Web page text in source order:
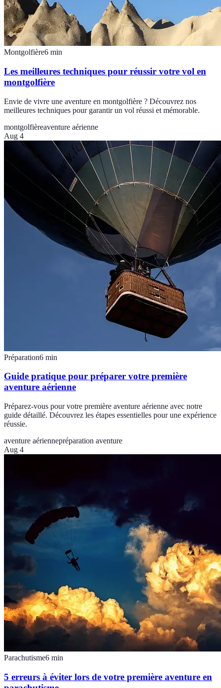
Montgolfière6 min
Les meilleures techniques pour réussir votre vol en
montgolfière
Envie de vivre une aventure en montgolfière ? Découvrez nos
meilleures techniques pour garantir un vol réussi et mémorable.
montgolfièreaventure aérienne
Aug 4
Préparation6 min
Guide pratique pour préparer votre première
aventure aérienne
Préparez-vous pour votre première aventure aérienne avec notre
guide détaillé. Découvrez les étapes essentielles pour une expérience
réussie.
aventure aériennepréparation aventure
Aug 4
Parachutisme6 min
5 erreurs à éviter lors de votre première aventure en